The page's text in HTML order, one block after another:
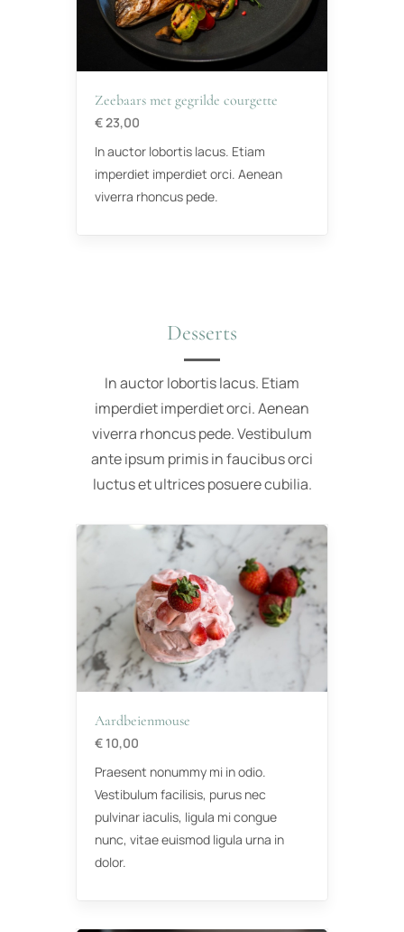
Zeebaars met gegrilde courgette
€ 23,00
In auctor lobortis lacus. Etiam
imperdiet imperdiet orci. Aenean
viverra rhoncus pede.
Desserts
In auctor lobortis lacus. Etiam
imperdiet imperdiet orci. Aenean
viverra rhoncus pede. Vestibulum
ante ipsum primis in faucibus orci
luctus et ultrices posuere cubilia.
Aardbeienmouse
€ 10,00
Praesent nonummy mi in odio.
Vestibulum facilisis, purus nec
pulvinar iaculis, ligula mi congue
nunc, vitae euismod ligula urna in
dolor.